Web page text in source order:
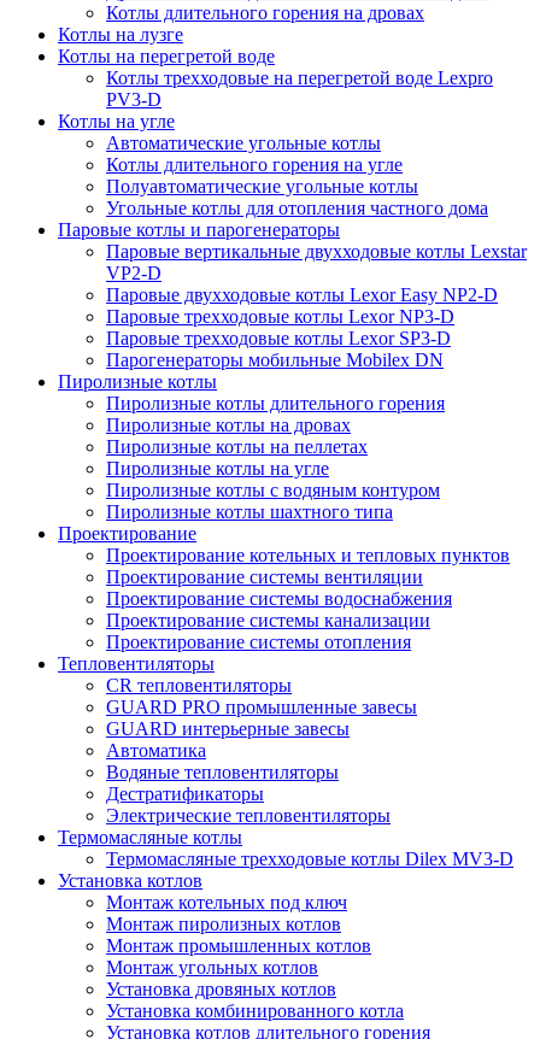
Котлы длительного горения на дровах
Котлы на лузге
Котлы на перегретой воде
Котлы трехходовые на перегретой воде Lexpro
PV3-D
Котлы на угле
Автоматические угольные котлы
Котлы длительного горения на угле
Полуавтоматические угольные котлы
Угольные котлы для отопления частного дома
Паровые котлы и парогенераторы
Паровые вертикальные двухходовые котлы Lexstar
VP2-D
Паровые двухходовые котлы Lexor Easy NP2-D
Паровые трехходовые котлы Lexor NP3-D
Паровые трехходовые котлы Lexor SP3-D
Парогенераторы мобильные Mobilex DN
Пиролизные котлы
Пиролизные котлы длительного горения
Пиролизные котлы на дровах
Пиролизные котлы на пеллетах
Пиролизные котлы на угле
Пиролизные котлы с водяным контуром
Пиролизные котлы шахтного типа
Проектирование
Проектирование котельных и тепловых пунктов
Проектирование системы вентиляции
Проектирование системы водоснабжения
Проектирование системы канализации
Проектирование системы отопления
Тепловентиляторы
CR тепловентиляторы
GUARD PRO промышленные завесы
GUARD интерьерные завесы
Автоматика
Водяные тепловентиляторы
Дестратификаторы
Электрические тепловентиляторы
Термомасляные котлы
Термомасляные трехходовые котлы Dilex MV3-D
Установка котлов
Монтаж котельных под ключ
Монтаж пиролизных котлов
Монтаж промышленных котлов
Монтаж угольных котлов
Установка дровяных котлов
Установка комбинированного котла
Установка котлов длительного горения